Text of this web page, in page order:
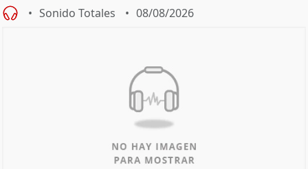
Sonido Totales 08/08/2026